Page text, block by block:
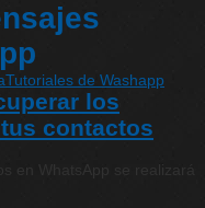
Tutoriales de Washapp
los
contactos
en WhatsApp se realizará